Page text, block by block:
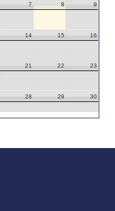
7 8 9
14 15 16
21 22 23
28 29 30